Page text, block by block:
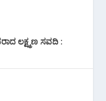
ಲಕ್ಷ್ಮಣ ಸವದಿ :